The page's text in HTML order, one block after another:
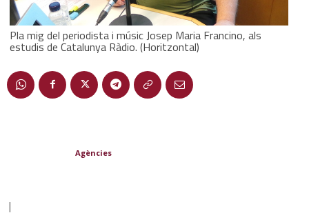
Pla mig del periodista i músic Josep Maria Francino, als
estudis de Catalunya Ràdio. (Horitzontal)
Agències
|